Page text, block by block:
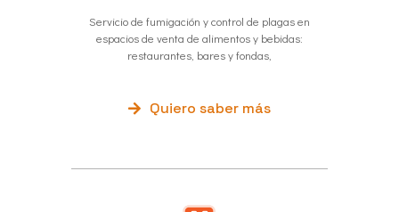
Servicio de fumigación y control de plagas en
espacios de venta de alimentos y bebidas:
restaurantes, bares y fondas,
Quiero saber más